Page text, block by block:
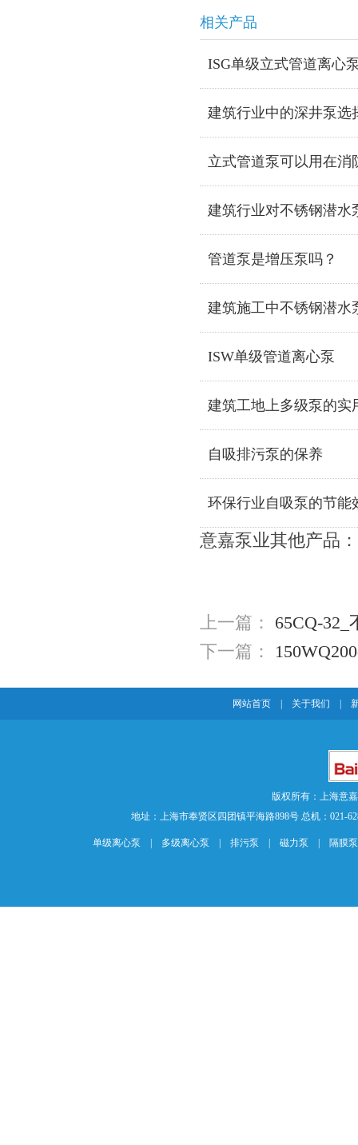
相关产品
ISG单级立式管道离心
建筑行业中的深井泵选
立式管道泵可以用在消
建筑行业对不锈钢潜水
管道泵是增压泵吗？
建筑施工中不锈钢潜水
ISW单级管道离心泵
建筑工地上多级泵的实
自吸排污泵的保养
环保行业自吸泵的节能
意嘉泵业其他产品：
上一篇： 65CQ-
下一篇：
网站首页 关于我们
版权所有：上海意
地址：上海市奉贤区四团镇平海路898号 总机：021-
单级离心泵 多级离心泵 排污泵 磁力泵 隔膜泵